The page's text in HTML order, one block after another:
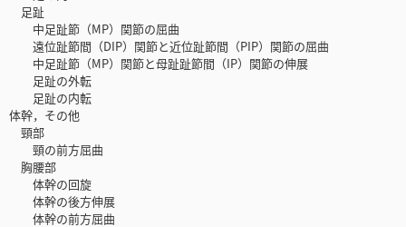
足趾
中足趾節（MP）関節の屈曲
遠位趾節間（DIP）関節と近位趾節間（PIP）関節の屈曲
中足趾節（MP）関節と母趾趾節間（IP）関節の伸展
足趾の外転
足趾の内転
体幹，その他
頸部
頸の前方屈曲
胸腰部
体幹の回旋
体幹の後方伸展
体幹の前方屈曲